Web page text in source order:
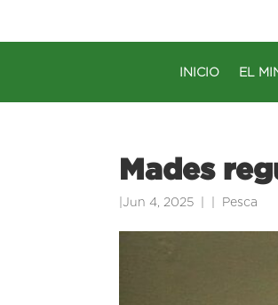
INICIO EL
Mades
|Jun 4, 2025 Pesca